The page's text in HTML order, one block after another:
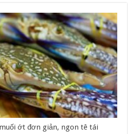
ớt đơn giản, ngon tê tái